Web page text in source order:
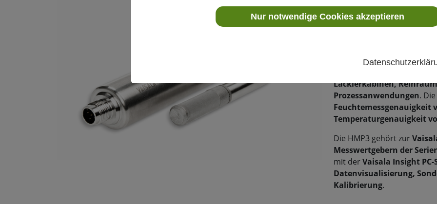
Nur notwendige Cookies akzeptieren
sich ideal fürallgemeine
Temperaturbedingungen
werkzeuglosem
Lackierkabinen,
Prozessanwendungen.
Feuchtemessgenauigkeit
Temperaturgenauigkeit
Die HMP3 gehört zur
Messwertgebern der
mit derVaisala Insight
Datenvisualisierung,
Kalibrierung.